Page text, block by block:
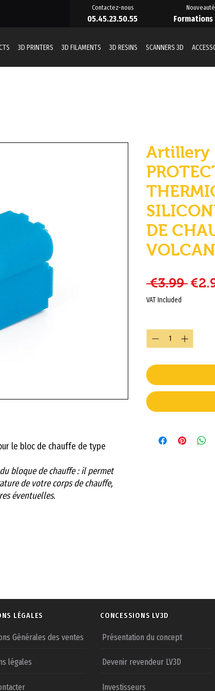
05.45.23.50.55
Contactez-nous
Formations
3D PRINTERS 3D FILAMENTS 3D RESINS SCANNERS 3D
le bloc de chauffe de type
bloque de chauffe : il permet
de votre corps de chauffe,
éventuelles.
Artillery
DE
€3.99
VAT Included
LÉGALES
Générales des ventes
légales
CONCESSIONS LV3D
Présentation du concept
Devenir revendeur LV3D
Investisseurs